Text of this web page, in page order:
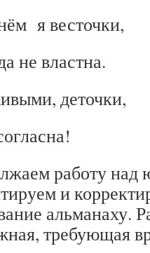
я весточки,
не властна.
деточки,
работу
и
альманаху.
требующая